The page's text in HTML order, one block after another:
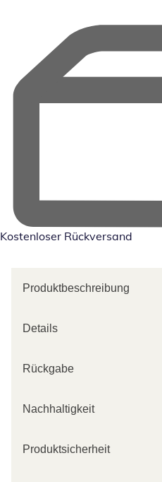
Kostenloser Rückversand
Produktbeschreibung
Details
Rückgabe
Nachhaltigkeit
Produktsicherheit